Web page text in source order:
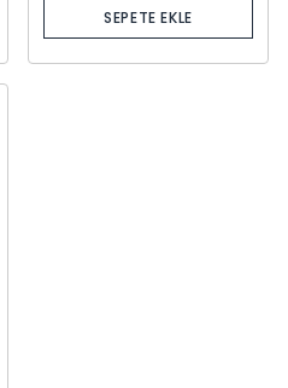
SEPETE EKLE